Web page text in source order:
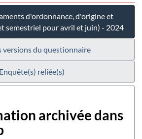
d'ordonnance, d'origine et
semestriel pour avril et juin) - 2024
versions du questionnaire
Enquête(s) reliée(s)
archivée dans